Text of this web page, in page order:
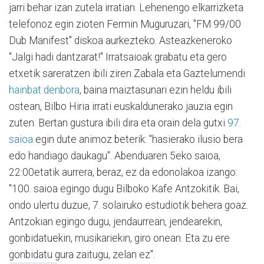
jarri behar izan zutela irratian. Lehenengo elkarrizketa
telefonoz egin zioten Fermin Muguruzari, "FM 99/00
Dub Manifest" diskoa aurkezteko. Asteazkeneroko
"Jalgi hadi dantzarat!" Irratsaioak grabatu eta gero
etxetik sareratzen ibili ziren Zabala eta Gaztelumendi
hainbat denbora, baina maiztasunari ezin heldu ibili
ostean, Bilbo Hiria irrati euskaldunerako jauzia egin
zuten. Bertan gustura ibili dira eta orain dela gutxi 97.
saioa egin dute animoz beterik: "hasierako ilusio bera
edo handiago daukagu". Abenduaren 5eko saioa,
22:00etatik aurrera, beraz, ez da edonolakoa izango:
"100. saioa egingo dugu Bilboko Kafe Antzokitik. Bai,
ondo ulertu duzue, 7. solairuko estudiotik behera goaz.
Antzokian egingo dugu, jendaurrean, jendearekin,
gonbidatuekin, musikariekin, giro onean. Eta zu ere
gonbidatu gura zaitugu, zelan ez".